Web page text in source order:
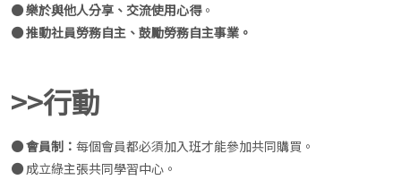
● 樂於與他人分享、交流使用心得。
● 推動社員勞務自主、鼓勵勞務自主事業。
>>行動
● 會員制： 每個會員都必須加入班才能參加共同購買。
● 成立綠主張共同學習中心。